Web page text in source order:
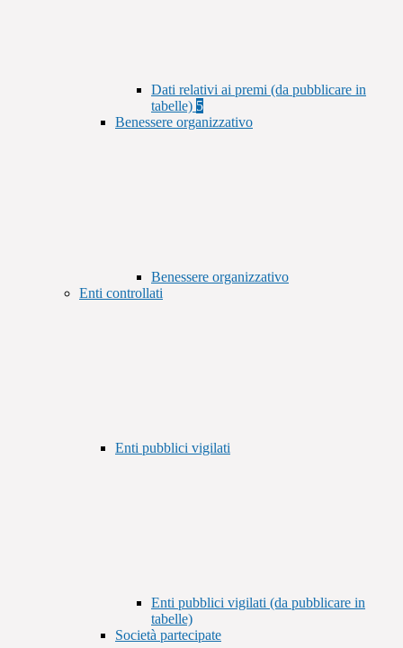
Dati relativi ai premi (da pubblicare in
tabelle) 5
Benessere organizzativo
Benessere organizzativo
Enti controllati
Enti pubblici vigilati
Enti pubblici vigilati (da pubblicare in
tabelle)
Società partecipate